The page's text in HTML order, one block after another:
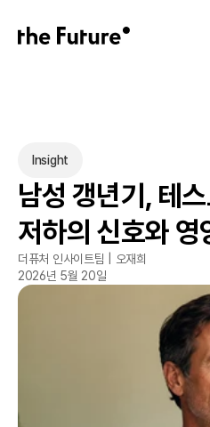
Insight
남성 갱년기, 테
저하의 신호와 영
더퓨처 인사이트팀 | 오재희
2026년 5월 20일